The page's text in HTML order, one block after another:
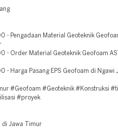
- Pengadaan Material Geoteknik
- Order Material Geoteknik Geofoam
- Harga Pasang EPS Geofoam di Ngawi
#Geofoam #Geoteknik #Konstruksi
#proyek
di Jawa Timur